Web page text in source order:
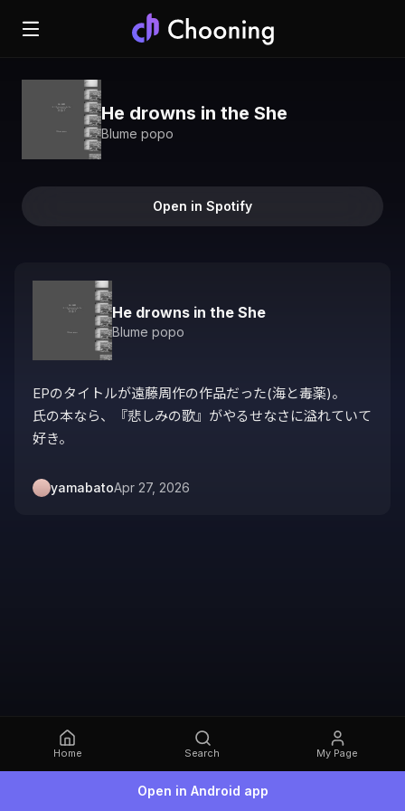
Home Search My Page
Open in Android app
He drowns in the She
Blume popo
Open in Spotify
He drowns in the She
Blume popo
EPのタイトルが遠藤周作の作品だった(海と毒薬)。
氏の本なら、『悲しみの歌』がやるせなさに溢れていて
好き。
yamabatoApr 27, 2026